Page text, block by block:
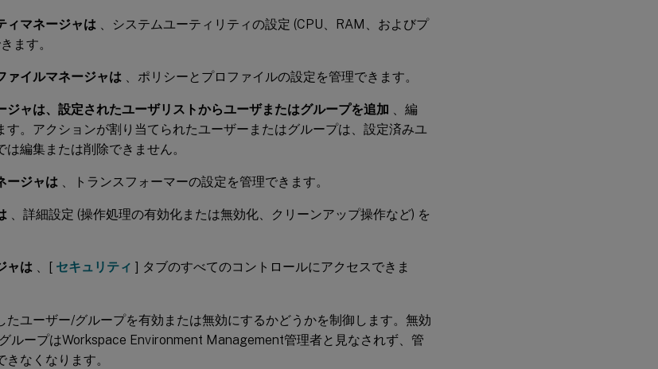
ィマネージャは 、システムユーティリティの設定 (CPU、RAM、およびプ
ます。
ァイルマネージャは 、ポリシーとプロファイルの設定を管理できます。
ジャは、設定されたユーザリストからユーザまたはグループを追加 、編
す。アクションが割り当てられたユーザーまたはグループは、設定済みユ
編集または削除できません。
ージャは 、トランスフォーマーの設定を管理できます。
、詳細設定 (操作処理の有効化または無効化、クリーンアップ操作など) を
ャは 、[ セキュリティ ] タブのすべてのコントロールにアクセスできま
たユーザー/グループを有効または無効にするかどうかを制御します。無効
ループはWorkspace Environment Management管理者と見なされず、管
なくなります。